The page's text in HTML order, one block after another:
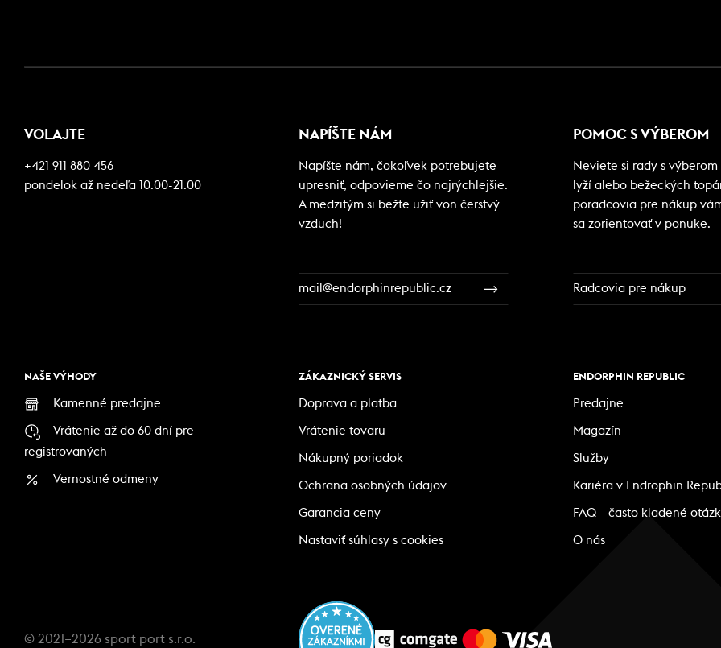
VOLAJTE
+421 911 880 456
pondelok až nedeľa 10.00-21.00
NAPÍŠTE NÁM
Napíšte nám, čokoľvek potrebujete
upresniť, odpovieme čo najrýchlejšie.
A medzitým si bežte užiť von čerstvý
vzduch!
mail@endorphinrepublic.cz
POMOC S VÝBEROM
Neviete si rady s
lyží alebo bežeckých
poradcovia pre nákup
sa zorientovať v ponuke.
Radcovia pre nákup
NAŠE VÝHODY
Kamenné predajne
Vrátenie až do 60 dní pre
registrovaných
Vernostné odmeny
ZÁKAZNICKÝ SERVIS
Doprava a platba
Vrátenie tovaru
Nákupný poriadok
Ochrana osobných údajov
Garancia ceny
Nastaviť súhlasy s cookies
ENDORPHIN REPUBLIC
Predajne
Magazín
Služby
Kariéra v Endrophin
FAQ - často kladené
O nás
© 2021–2026 sport port s.r.o.